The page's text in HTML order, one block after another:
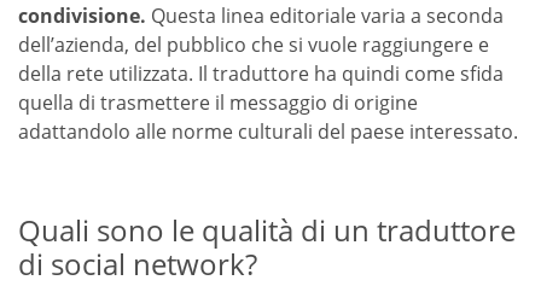
condivisione. Questa linea editoriale varia a seconda
dell’azienda, del pubblico che si vuole raggiungere e
della rete utilizzata. Il traduttore ha quindi come sfida
quella di trasmettere il messaggio di origine
adattandolo alle norme culturali del paese interessato.
Quali sono le qualità di un traduttore
di social network?